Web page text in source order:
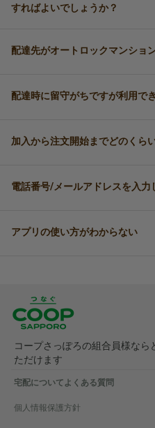
すればよいでしょうか？
配達先がオートロックマンショ
配達時に留守がちですが利用で
加入から注文開始までどのくら
電話番号/メールアドレスを入
アプリの使い方がわからない
コープさっぽろの組合員様な
ただけます
宅配についてよくある質問
個人情報保護方針